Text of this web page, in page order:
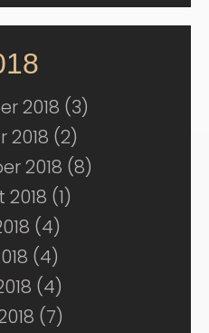
2018 (3)
2018 (2)
2018 (8)
(1)
(4)
(4)
(4)
(7)